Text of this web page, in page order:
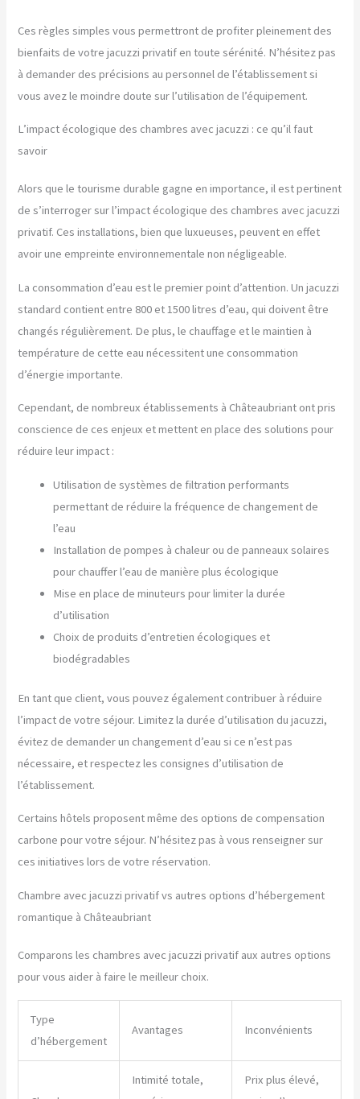
Ces règles simples vous permettront de profiter pleinement des
bienfaits de votre jacuzzi privatif en toute sérénité. N’hésitez pas
à demander des précisions au personnel de l’établissement si
vous avez le moindre doute sur l’utilisation de l’équipement.
L’impact écologique des chambres avec jacuzzi : ce qu’il faut
savoir
Alors que le tourisme durable gagne en importance, il est pertinent
de s’interroger sur l’impact écologique des chambres avec jacuzzi
privatif. Ces installations, bien que luxueuses, peuvent en effet
avoir une empreinte environnementale non négligeable.
La consommation d’eau est le premier point d’attention. Un jacuzzi
standard contient entre 800 et 1500 litres d’eau, qui doivent être
changés régulièrement. De plus, le chauffage et le maintien à
température de cette eau nécessitent une consommation
d’énergie importante.
Cependant, de nombreux établissements à Châteaubriant ont pris
conscience de ces enjeux et mettent en place des solutions pour
réduire leur impact :
Utilisation de systèmes de filtration performants
permettant de réduire la fréquence de changement de
l’eau
Installation de pompes à chaleur ou de panneaux solaires
pour chauffer l’eau de manière plus écologique
Mise en place de minuteurs pour limiter la durée
d’utilisation
Choix de produits d’entretien écologiques et
biodégradables
En tant que client, vous pouvez également contribuer à réduire
l’impact de votre séjour. Limitez la durée d’utilisation du jacuzzi,
évitez de demander un changement d’eau si ce n’est pas
nécessaire, et respectez les consignes d’utilisation de
l’établissement.
Certains hôtels proposent même des options de compensation
carbone pour votre séjour. N’hésitez pas à vous renseigner sur
ces initiatives lors de votre réservation.
Chambre avec jacuzzi privatif vs autres options d’hébergement
romantique à Châteaubriant
Comparons les chambres avec jacuzzi privatif aux autres options
pour vous aider à faire le meilleur choix.
Type
d’hébergement
Avantages Inconvénients
Intimité totale,
Prix plus élevé,